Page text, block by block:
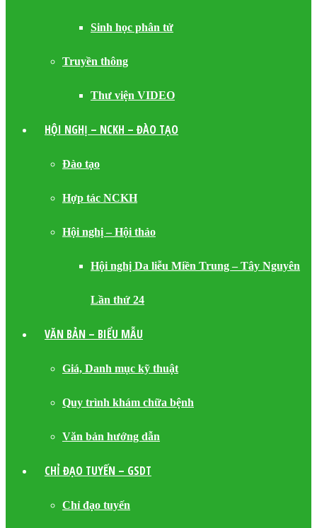
Sinh học phân tử
Truyền thông
Thư viện VIDEO
HỘI NGHỊ – NCKH – ĐÀO TẠO
Đào tạo
Hợp tác NCKH
Hội nghị – Hội thảo
Hội nghị Da liễu Miền Trung – Tây Nguyên
Lần thứ 24
VĂN BẢN – BIỂU MẪU
Giá, Danh mục kỹ thuật
Quy trình khám chữa bệnh
Văn bản hướng dẫn
CHỈ ĐẠO TUYẾN – GSDT
Chỉ đạo tuyến